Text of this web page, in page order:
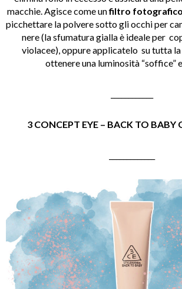
macchie. Agisce come unfiltro fotografico
picchettare la polvere sotto gli occhi per
nere (la sfumatura gialla è ideale per
violacee), oppure applicatelo su tutta
ottenere una luminosità “soffice”
3 CONCEPT EYE – BACK TO BABY